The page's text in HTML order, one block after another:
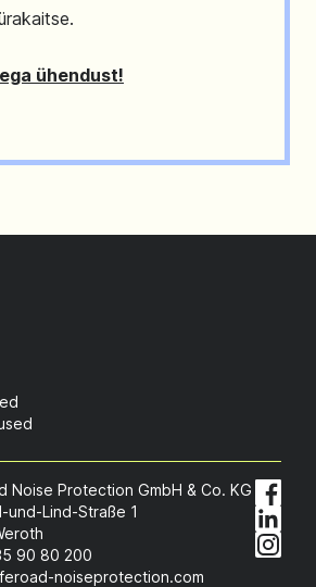
ühendust!
Noise Protection GmbH & Co. KG
und-Lind-Straße 1
90 80 200
noiseprotection.com